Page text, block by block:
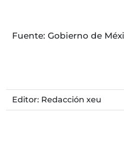
Fuente: Gobierno de
Editor: Redacción xeu